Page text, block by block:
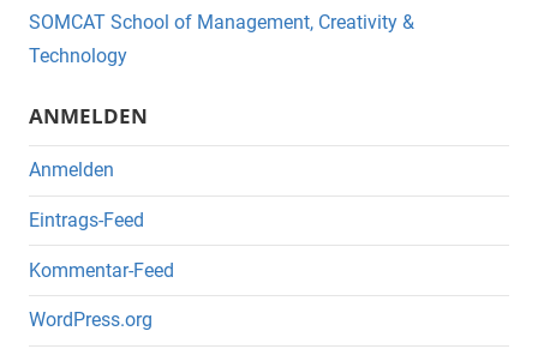
o
o
k
SOMCAT School of Management, Creativity &
Technology
ANMELDEN
Anmelden
Eintrags-Feed
Kommentar-Feed
WordPress.org